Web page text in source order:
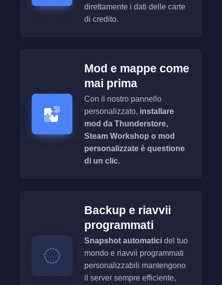
direttamente i dati delle carte
di credito.
Mod e mappe come
mai prima
Con il nostro pannello
personalizzato, installare
mod da Thunderstore,
Steam Workshop o mod
personalizzate è questione
di un clic.
Backup e riavvii
programmati
Snapshot automatici del tuo
mondo e riavvii programmati
personalizzabili mantengono
il server sempre efficiente,